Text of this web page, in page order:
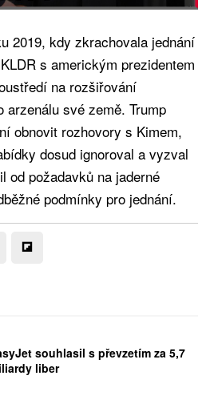
2019, kdy zkrachovala jednání
s americkým prezidentem
na rozšiřování
arzenálu své země. Trump
obnovit rozhovory s Kimem,
dosud ignoroval a vyzval
od požadavků na jaderné
podmínky pro jednání.
souhlasil s převzetím za 5,7
liber